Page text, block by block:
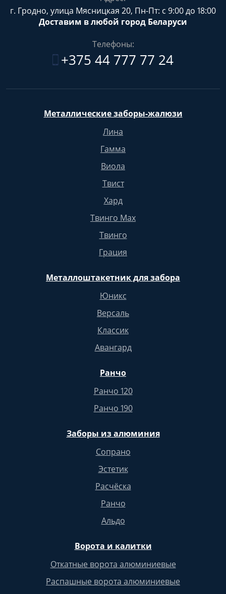
г. Гродно, улица Мясницкая 20, Пн-Пт: с 9:00 до 18:00
Доставим в любой город Беларуси
Телефоны:
+375 44 777 77 24
Металлические заборы-жалюзи
Лина
Гамма
Виола
Твист
Хард
Твинго Max
Твинго
Грация
Металлоштакетник для забора
Юникс
Версаль
Классик
Авангард
Ранчо
Ранчо 120
Ранчо 190
Заборы из алюминия
Сопрано
Эстетик
Расчёска
Ранчо
Альдо
Ворота и калитки
Откатные ворота алюминиевые
Распашные ворота алюминиевые